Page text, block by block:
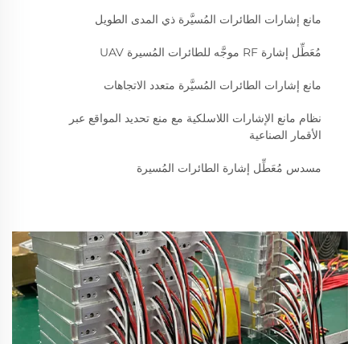
مانع إشارات الطائرات المُسيَّرة ذي المدى الطويل
مُعَطِّل إشارة RF موجَّه للطائرات المُسيرة UAV
مانع إشارات الطائرات المُسيَّرة متعدد الاتجاهات
نظام مانع الإشارات اللاسلكية مع منع تحديد المواقع عبر
الأقمار الصناعية
مسدس مُعَطِّل إشارة الطائرات المُسيرة